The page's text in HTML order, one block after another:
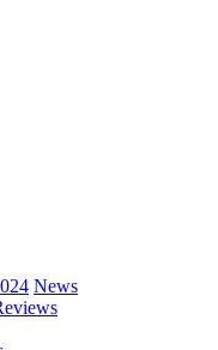
News